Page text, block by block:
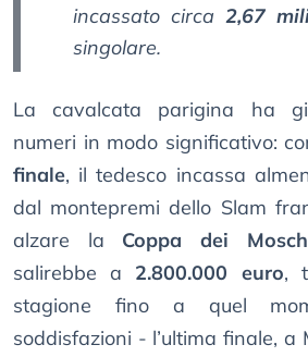
incassato circa 2,67
singolare.
La cavalcata parigina ha
numeri in modo significativo:
finale, il tedesco incassa
dal montepremi dello Slam
alzare la Coppa dei
salirebbe a 2.800.000 euro,
stagione fino a quel
soddisfazioni - l’ultima finale,